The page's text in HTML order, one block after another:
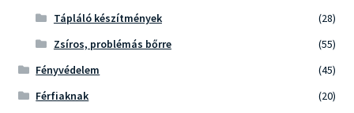
Tápláló készítmények
(28)
Zsíros, problémás bőrre
(55)
Fényvédelem
(45)
Férfiaknak
(20)